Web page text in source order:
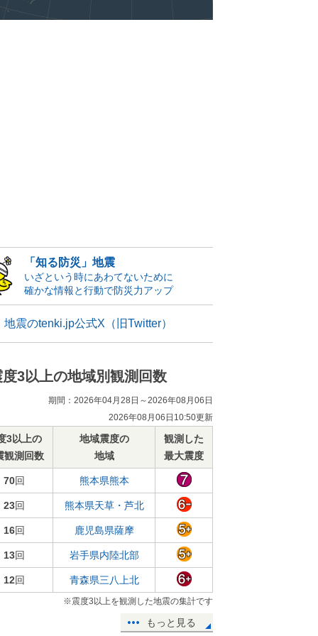
「知る防災」地震
いざという時にあわてないために
確かな情報と行動で防災力アップ
地震のtenki.jp公式X（旧Twitter）
度3以上の地域別観測回数
期間：2026年04月28日～2026年08月06日
2026年08月06日10:50更新
3以上の
観測回数
地域震度の
地域
観測した
最大震度
70回 熊本県熊本
23回 熊本県天草・芦北
16回 鹿児島県薩摩
13回 岩手県内陸北部
12回 青森県三八上北
※震度3以上を観測した地震の集計です
もっと見る